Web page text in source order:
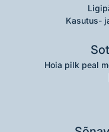
Kasutus-
Hoia pilk peal